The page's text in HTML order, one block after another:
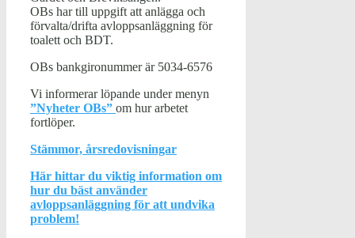
OBs har till uppgift att anlägga och
förvalta/drifta avloppsanläggning för
toalett och BDT.
OBs bankgironummer är 5034-6576
Vi informerar löpande under menyn
”Nyheter OBs” om hur arbetet
fortlöper.
Stämmor, årsredovisningar
Här hittar du viktig information om
hur du bäst använder
avloppsanläggning för att undvika
problem!